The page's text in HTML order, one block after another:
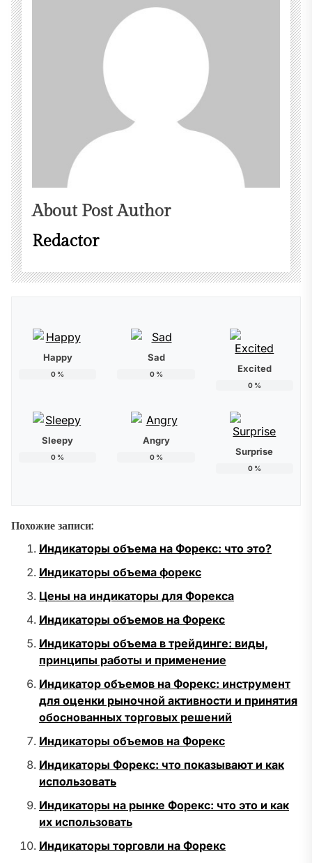
About Post Author
Redactor
Happy
0 %
Sad
0% Excited
0%
Sleepy
0 %
Angry
0% Surprise
0%
Похожие записи:
Индикаторы объема на Форекс: что это?
Индикаторы объема форекс
Цены на индикаторы для Форекса
Индикаторы объемов на Форекс
Индикаторы объема в трейдинге: виды,
принципы работы и применение
Индикатор объемов на Форекс: инструмент
для оценки рыночной активности и принятия
обоснованных торговых решений
Индикаторы объемов на Форекс
Индикаторы Форекс: что показывают и как
использовать
Индикаторы на рынке Форекс: что это и как
их использовать
Индикаторы торговли на Форекс